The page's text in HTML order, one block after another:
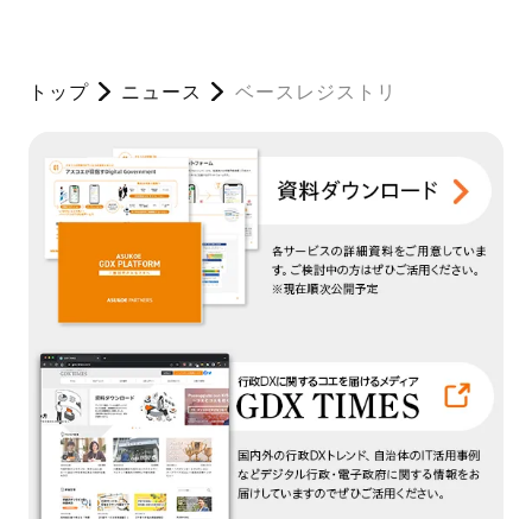
トップ ニュース ベースレジストリ